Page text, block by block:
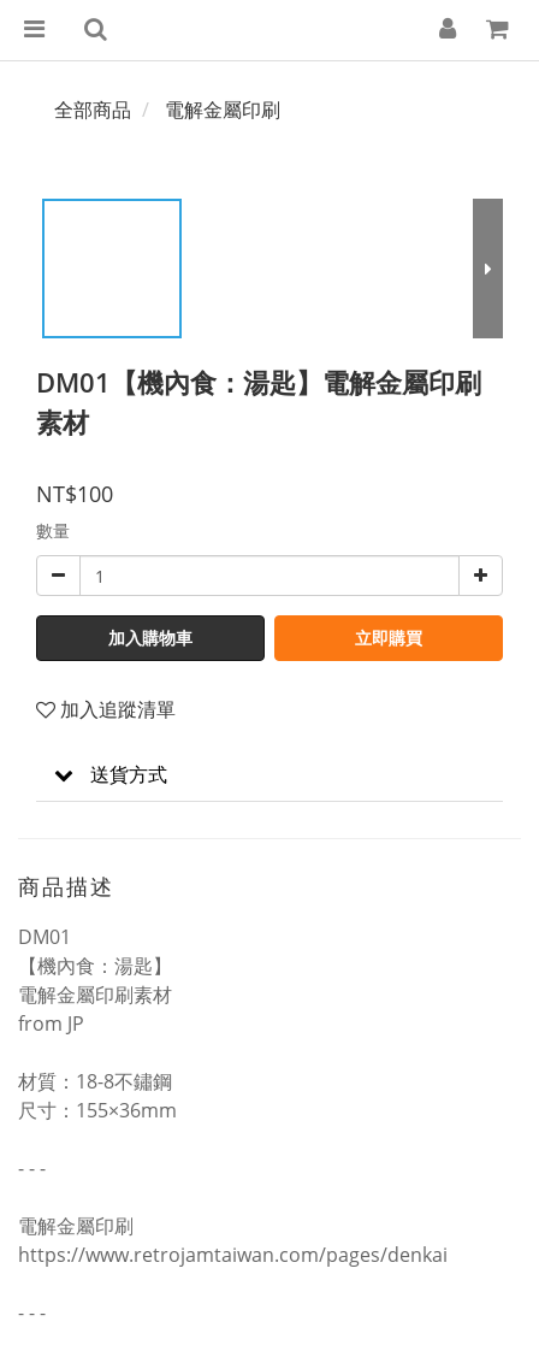
全部商品 電解金屬印刷
DM01【機內食：湯匙】電解金屬印刷
素材
NT$100
數量
加入購物車 立即購買
加入追蹤清單
送貨方式
商品描述
DM01
【機內食：湯匙】
電解金屬印刷素材
from JP
材質：18-8不鏽鋼
尺寸：155×36mm
- - -
電解金屬印刷
https://www.retrojamtaiwan.com/pages/denkai
- - -